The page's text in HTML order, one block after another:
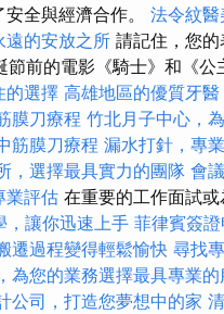
全與經濟合作。 法令紋
遠的安放之所 請記住，您的
前的電影《騎士》和《公
的選擇 高雄地區的優質牙
膜刀療程 竹北月子中心，
筋膜刀療程 漏水打針，專
，選擇最具實力的團隊 會
業評估 在重要的工作面試
，讓你迅速上手 菲律賓簽
遷過程變得輕鬆愉快 尋找
為您的業務選擇最具專業的
公司，打造您夢想中的家